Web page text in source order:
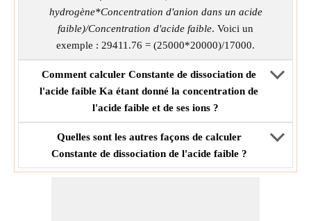
hydrogène*Concentration d'anion dans un acide
faible)/Concentration d'acide faible. Voici un
exemple : 29411.76 = (25000*20000)/17000.
Comment calculer Constante de dissociation de
l'acide faible Ka étant donné la concentration de
l'acide faible et de ses ions ?
Quelles sont les autres façons de calculer
Constante de dissociation de l'acide faible ?